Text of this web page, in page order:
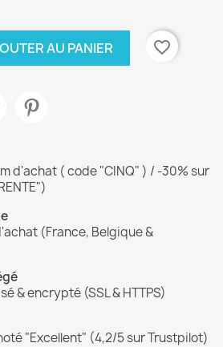
AU PANIER favorite_border
d'achat ( code "CINQ" ) / -30% sur
(France, Belgique &
& encrypté (SSL & HTTPS)
"Excellent" (4,2/5 sur Trustpilot)